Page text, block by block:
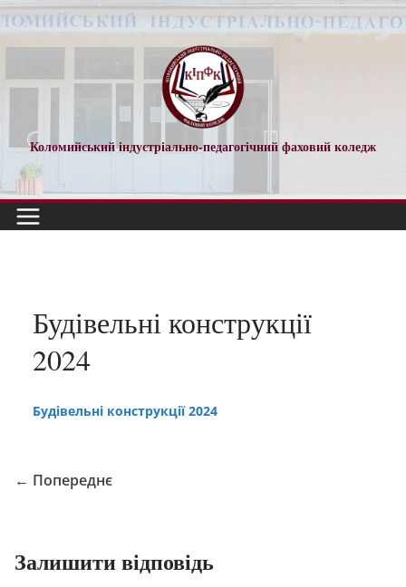
Перейти
до
Коломийський індустріально-педагогічний фаховий коледж
Будівельні конструкції
2024
Будівельні конструкції 2024
← Попереднє
Залишити відповідь